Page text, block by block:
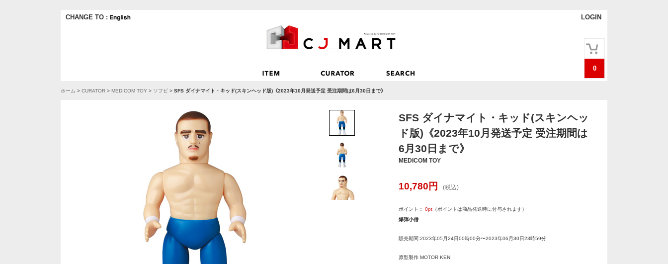
CHANGE TO : LOGIN
0
ホーム > CURATOR > MEDICOM TOY > ソフビ > SFS ダイナマイト・キッド(スキンヘッド版)《2023年10月発送予定 受注期間は6月30日まで》
SFS ダイナマイト・キッド(スキンヘッ
ド版)《2023年10月発送予定 受注期間は
6月30日まで》
MEDICOM TOY
10,780 円 (税込)
ポイント： 0pt （ポイントは商品発送時に付与されます）
爆弾小僧
販売期間:2023年05月24日00時00分〜2023年06月30日23時59分
原型製作 MOTOR KEN